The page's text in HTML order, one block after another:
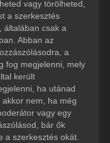
vagy törölheted,
a szerkesztés
általában csak a
Abban az
a
fog megjelenni, mely
került
ha utánad
nem, ha még
vagy egy
bár ők
a szerkesztés okát.